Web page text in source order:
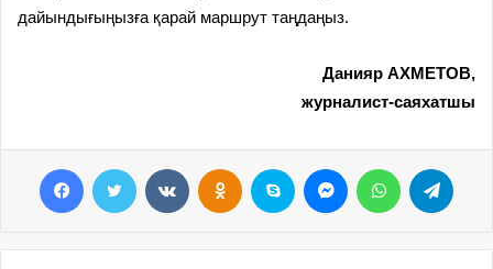
дайындығыңызға қарай маршрут таңдаңыз.
Данияр АХМЕТОВ,
журналист-саяхатшы